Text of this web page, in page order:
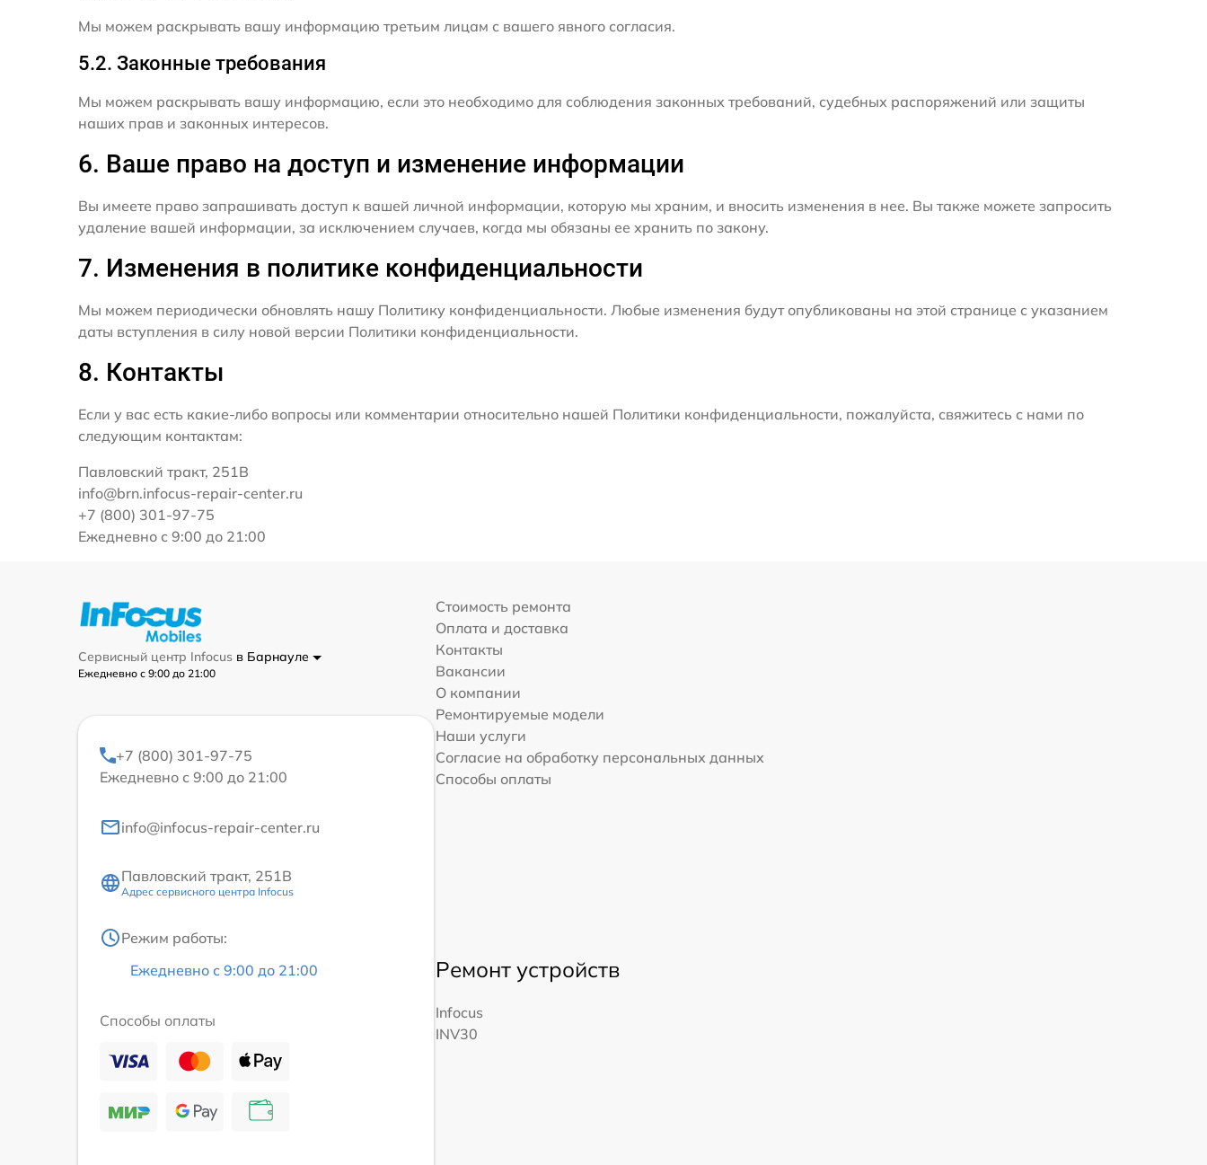
Мы можем раскрывать вашу информацию третьим лицам с вашего явного согласия.
5.2. Законные требования
Мы можем раскрывать вашу информацию, если это необходимо для соблюдения законных требований, судебных распоряжений или защиты
наших прав и законных интересов.
6. Ваше право на доступ и изменение информации
Вы имеете право запрашивать доступ к вашей личной информации, которую мы храним, и вносить изменения в нее. Вы также можете запросить
удаление вашей информации, за исключением случаев, когда мы обязаны ее хранить по закону.
7. Изменения в политике конфиденциальности
Мы можем периодически обновлять нашу Политику конфиденциальности. Любые изменения будут опубликованы на этой странице с указанием
даты вступления в силу новой версии Политики конфиденциальности.
8. Контакты
Если у вас есть какие-либо вопросы или комментарии относительно нашей Политики конфиденциальности, пожалуйста, свяжитесь с нами по
следующим контактам:
Павловский тракт, 251В
info@brn.infocus-repair-center.ru
+7 (800) 301-97-75
Ежедневно с 9:00 до 21:00
Сервисный центр Infocus в Барнауле
Ежедневно с 9:00 до 21:00
+7 (800) 301-97-75
Ежедневно с 9:00 до 21:00
info@infocus-repair-center.ru
Павловский тракт, 251В
Адрес сервисного центра Infocus
Режим работы:
Ежедневно с 9:00 до 21:00
Способы оплаты
Стоимость ремонта
Оплата и доставка
Контакты
Вакансии
О компании
Ремонтируемые модели
Наши услуги
Согласие на обработку персональных данных
Способы оплаты
Ремонт устройств
Infocus
INV30